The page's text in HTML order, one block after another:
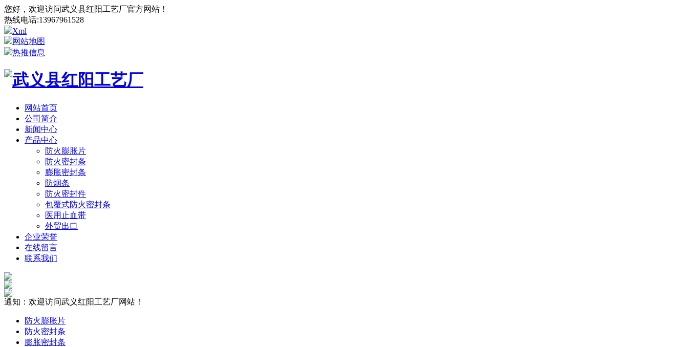
您好，欢迎访问武义县红阳工艺厂官方网站！
热线电话:13967961528
Xml
网站地图
热推信息
网站首页
公司简介
新闻中心
产品中心
防火膨胀片
防火密封条
膨胀密封条
防烟条
防火密封件
包覆式防火密封条
医用止血带
外贸出口
企业荣誉
在线留言
联系我们
通知：欢迎访问武义红阳工艺厂网站！
防火膨胀片
防火密封条
膨胀密封条